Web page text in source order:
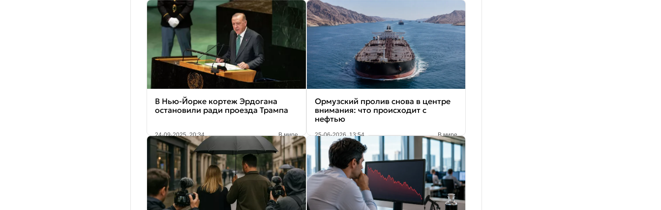
В Нью-Йорке кортеж Эрдогана
остановили ради проезда Трампа
24-09-2025, 20:34 В мире
Ормузский пролив снова в центре
внимания: что происходит с
нефтью
25-06-2026, 13:54 В мире